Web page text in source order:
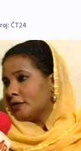
ČT24